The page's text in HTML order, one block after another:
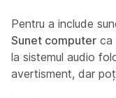
Pentru a include
Sunet computer ca
la sistemul audio
avertisment, dar